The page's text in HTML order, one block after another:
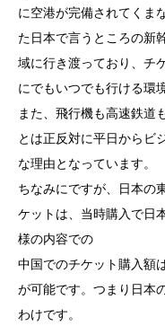
に空港が完備されてくま
た日本で言うところの新
域に行き渡っており、チ
にでもいつでも行ける環
また、飛行機も高速鉄道
とは正反対に平日からビ
な理由となっています。
ちなみにですが、日本の
ケットは、当時購入で日
様の内容での
中国でのチケット購入額
が可能です。つまり日本
わけです。